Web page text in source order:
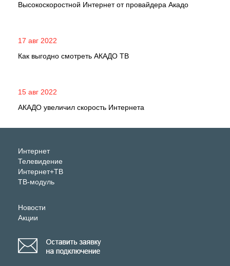
Высокоскоростной Интернет от провайдера Акадо
17 авг 2022
Как выгодно смотреть АКАДО ТВ
15 авг 2022
АКАДО увеличил скорость Интернета
Интернет
Телевидение
Интернет+ТВ
ТВ-модуль
Новости
Акции